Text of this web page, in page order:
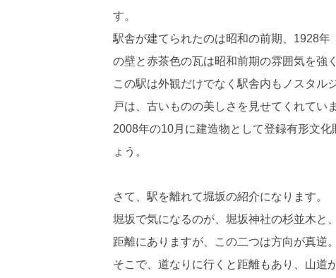
す。
駅舎が建てられたのは昭和の前期、1928
の壁と赤茶色の瓦は昭和前期の雰囲気を強
この駅は外観だけでなく駅舎内もノスタル
戸は、古いものの美しさを見せてくれていま
2008年の10月に建造物として登録有形文
ょう。
さて、駅を離れて堀坂の紹介になります。
堀坂で気になるのが、堀坂神社の杉並木と
距離にありますが、この二つは方向が真逆。
そこで、道なりに行くと距離もあり、山道